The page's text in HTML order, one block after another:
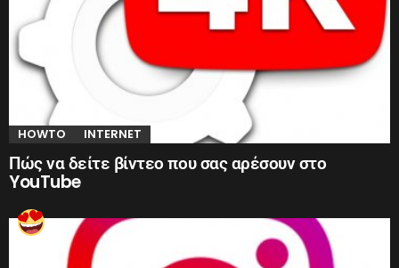
HOWTO INTERNET
Πώς να δείτε βίντεο που σας αρέσουν στο
YouTube